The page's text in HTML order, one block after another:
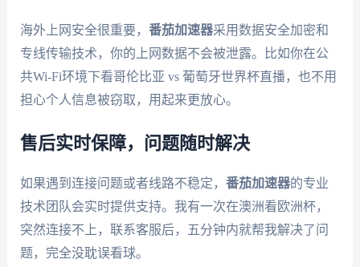
海外上网安全很重要， 番茄加速器采用数据安全加密和
专线传输技术，你的上网数据不会被泄露。比如你在公
共Wi-Fi环境下看哥伦比亚 vs 葡萄牙世界杯直播，也不用
担心个人信息被窃取，用起来更放心。
售后实时保障，问题随时解决
如果遇到连接问题或者线路不稳定， 番茄加速器的专业
技术团队会实时提供支持。我有一次在澳洲看欧洲杯，
突然连接不上，联系客服后，五分钟内就帮我解决了问
题，完全没耽误看球。